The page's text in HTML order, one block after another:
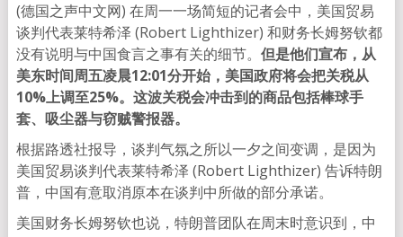
(德国之声中文网) 在周一一场简短的记者会中，美国贸易
谈判代表莱特希泽 (Robert Lighthizer) 和财务长姆努钦都
没有说明与中国食言之事有关的细节。 但是他们宣布，从
美东时间周五凌晨12:01分开始，美国政府将会把关税从
10%上调至25%。这波关税会冲击到的商品包括棒球手
套、吸尘器与窃贼警报器。
根据路透社报导，谈判气氛之所以一夕之间变调，是因为
美国贸易谈判代表莱特希泽 (Robert Lighthizer) 告诉特朗
普，中国有意取消原本在谈判中所做的部分承诺。
美国财务长姆努钦也说，特朗普团队在周末时意识到，中